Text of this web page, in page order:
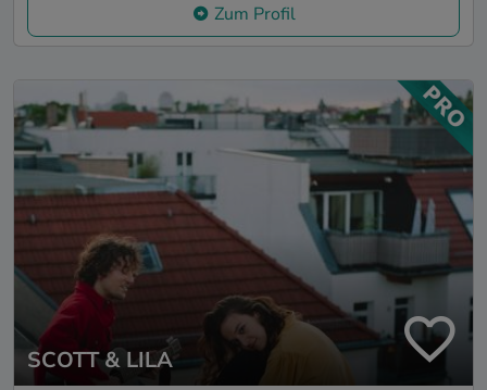
Zum Profil
SCOTT & LILA